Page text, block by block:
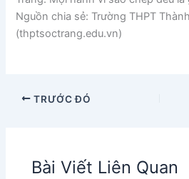
Nguồn chia sẻ: Trường THPT
(thptsoctrang.edu.vn)
TRƯỚC ĐÓ
Bài Viết Liên Quan